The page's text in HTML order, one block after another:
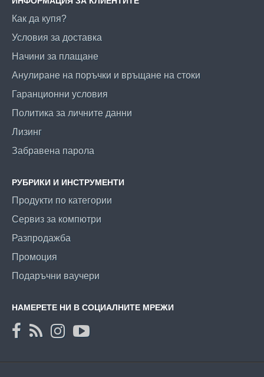
Как да купя?
Условия за доставка
Начини за плащане
Анулиране на поръчки и връщане на стоки
Гаранционни условия
Политика за личните данни
Лизинг
Забравена парола
РУБРИКИ И ИНСТРУМЕНТИ
Продукти по категории
Сервиз за компютри
Разпродажба
Промоция
Подаръчни ваучери
НАМЕРЕТЕ НИ В СОЦИАЛНИТЕ МРЕЖИ